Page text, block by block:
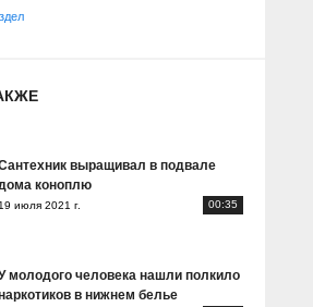
выращивал в подвале
коноплю
19 июля 2021 г. 00:35
молодого человека нашли полкило
в нижнем белье